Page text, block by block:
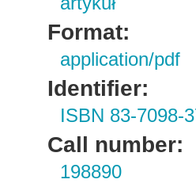
Format:
application/pdf
Identifier:
ISBN 83-7098-
Call number:
198890